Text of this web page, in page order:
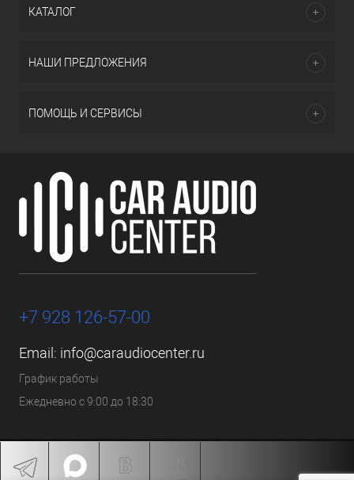
КАТАЛОГ
НАШИ ПРЕДЛОЖЕНИЯ
ПОМОЩЬ И СЕРВИСЫ
+7 928 126-57-00
Email: info@caraudiocenter.ru
График работы
Ежедневно с 9:00 до 18:30